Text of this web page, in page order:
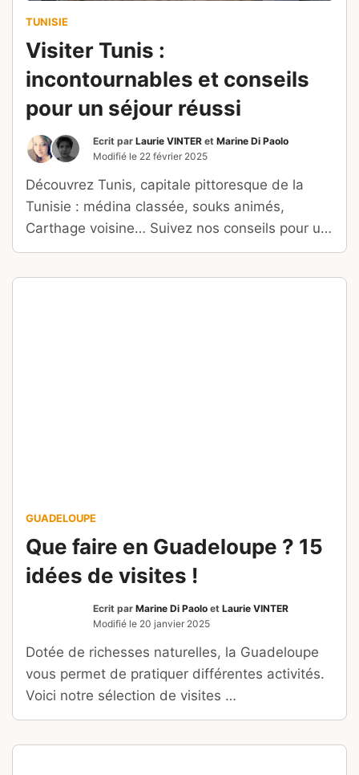
TUNISIE
Visiter Tunis :
incontournables et conseils
pour un séjour réussi
Ecrit par Laurie VINTER et Marine Di Paolo
Modifié le 22 février 2025
Découvrez Tunis, capitale pittoresque de la
Tunisie : médina classée, souks animés,
Carthage voisine… Suivez nos conseils pour un
séjour unique !
GUADELOUPE
Que faire en Guadeloupe ? 15
idées de visites !
Ecrit par Marine Di Paolo et Laurie VINTER
Modifié le 20 janvier 2025
Dotée de richesses naturelles, la Guadeloupe
vous permet de pratiquer différentes activités.
Voici notre sélection de visites …